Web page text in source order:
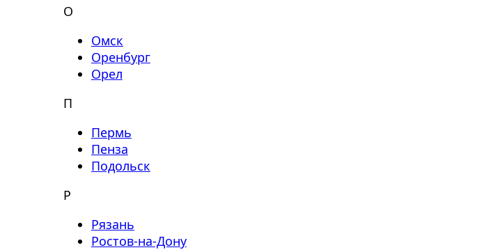
О
Омск
Оренбург
Орел
П
Пермь
Пенза
Подольск
Р
Рязань
Ростов-на-Дону